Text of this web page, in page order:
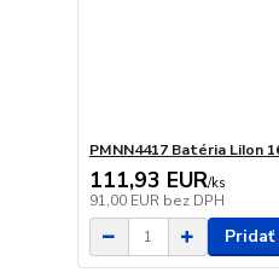
PMNN4417 Batéria LiIon
111,93 EUR/ks
91,00 EUR bez DPH
Pridať